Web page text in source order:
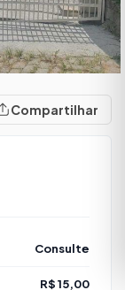
Compartilhar
Consulte
R$ 15,00